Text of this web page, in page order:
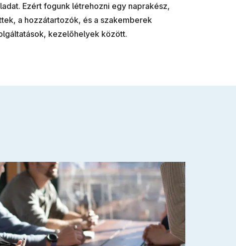
Ezért fogunk létrehozni egy naprakész,
a hozzátartozók, és a szakemberek
kezelőhelyek között.